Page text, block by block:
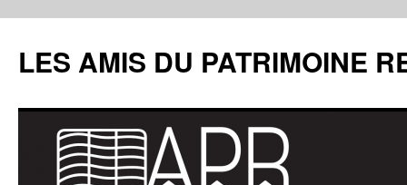
LES AMIS DU PATRIMOINE